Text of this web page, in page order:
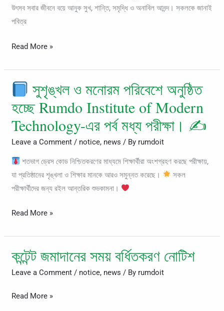
উৎসব সবার জীবনে বয়ে আনুক সুখ, শান্তি, সমৃদ্ধি ও অনাবিল আনন্দ। সকলকে জানাই
পবিত্র
Read More »
সুশৃঙ্খল ও মনোরম পরিবেশে অনুষ্ঠিত
হচ্ছে Rumdo Institute of Modern
Technology-এর পর্ব মধ্য পরীক্ষা। ✍
Leave a Comment / notice, news / By rumdoit
শতভাগ ড্রেস কোড নিশ্চিতকরণের মাধ্যমে শিক্ষার্থীরা অংশগ্রহণ করছে পরীক্ষায়,
যা প্রতিষ্ঠানের শৃঙ্খলা ও শিক্ষার মানকে আরও সমুন্নত করেছে।
সকল
পরীক্ষার্থীদের জন্য রইল আন্তরিক শুভকামনা।
সুশৃঙ্খল
ও
মনোরম
পরিবেশে
হচ্ছে
Rumdo
Institute
Technology-
পর্ব
মধ্য
Read More »
কন্টেন্ট জমাদানের সময় বর্ধিতকরণ নোটিশ
Leave a Comment / notice, news / By rumdoit
কন্টেন্ট
জমাদানের
বর্ধিতকরণ
Read More »